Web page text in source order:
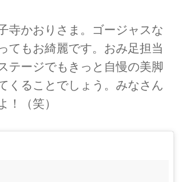
寺かおりさま。ゴージャスな
てもお綺麗です。おみ足担当
テージでもきっと自慢の美脚
くることでしょう。みなさん
！（笑）